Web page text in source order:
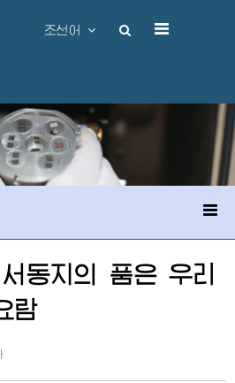
조선어
동지 의 품은 우리
람